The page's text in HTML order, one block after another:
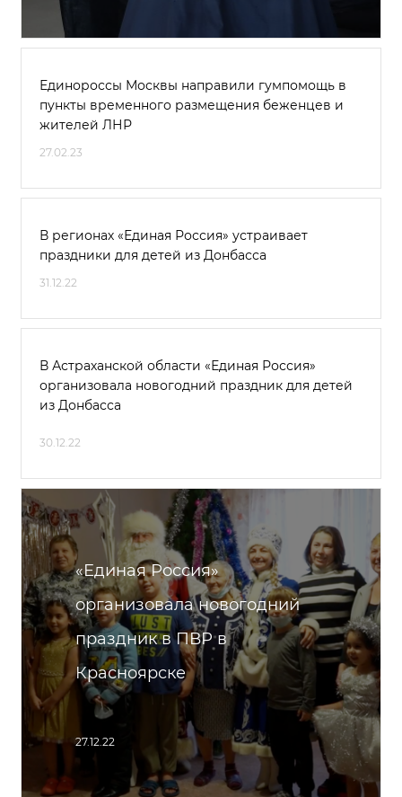
Единороссы Москвы направили гумпомощь в
пункты временного размещения беженцев и
жителей ЛНР
27.02.23
В регионах «Единая Россия» устраивает
праздники для детей из Донбасса
31.12.22
В Астраханской области «Единая Россия»
организовала новогодний праздник для детей
из Донбасса
30.12.22
«Единая Россия»
организовала новогодний
праздник в ПВР в
Красноярске
27.12.22